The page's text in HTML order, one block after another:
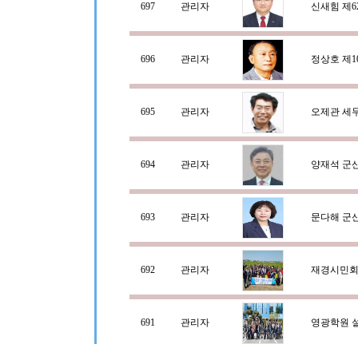
697 관리자 신새힘 제
696 관리자 정상호 제
695 관리자 오제관 세
694 관리자 양재석 군
693 관리자 문다해 군
692 관리자 재경시민
691 관리자 영광학원